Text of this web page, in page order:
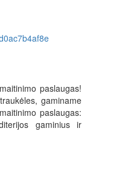
paslaugas!
gaminame
paslaugas:
gaminius ir